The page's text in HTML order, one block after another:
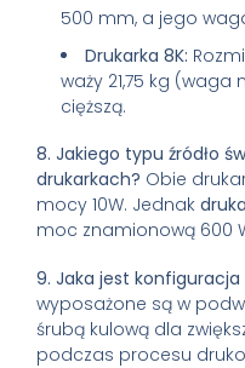
500 mm, a jego
Drukarka 8K:
waży 21,75 kg
cięższą.
8. Jakiego typu źródło
drukarkach? Obie
mocy 10W. Jednak
moc znamionową 600
9. Jaka jest konfiguracja
wyposażone są w
śrubą kulową dla
podczas procesu